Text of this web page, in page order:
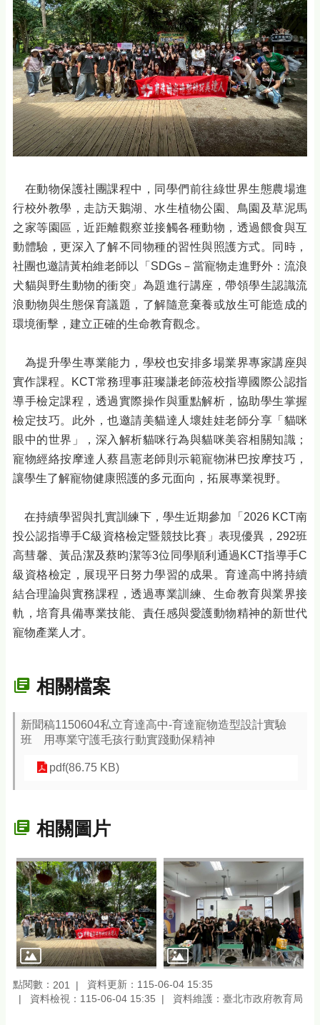
在動物保護社團課程中，同學們前往綠世界生態農場進
行校外教學，走訪天鵝湖、水生植物公園、鳥園及草泥馬
之家等園區，近距離觀察並接觸各種動物，透過餵食與互
動體驗，更深入了解不同物種的習性與照護方式。同時，
社團也邀請黃柏維老師以「SDGs－當寵物走進野外：流浪
犬貓與野生動物的衝突」為題進行講座，帶領學生認識流
浪動物與生態保育議題，了解隨意棄養或放生可能造成的
環境衝擊，建立正確的生命教育觀念。
為提升學生專業能力，學校也安排多場業界專家講座與
實作課程。KCT常務理事莊璨謙老師蒞校指導國際公認指
導手檢定課程，透過實際操作與重點解析，協助學生掌握
檢定技巧。此外，也邀請美貓達人壞娃娃老師分享「貓咪
眼中的世界」，深入解析貓咪行為與貓咪美容相關知識；
寵物經絡按摩達人蔡昌憲老師則示範寵物淋巴按摩技巧，
讓學生了解寵物健康照護的多元面向，拓展專業視野。
在持續學習與扎實訓練下，學生近期參加「2026 KCT南
投公認指導手C級資格檢定暨競技比賽」表現優異，292班
高彗馨、黃品潔及蔡昀潔等3位同學順利通過KCT指導手C
級資格檢定，展現平日努力學習的成果。育達高中將持續
結合理論與實務課程，透過專業訓練、生命教育與業界接
軌，培育具備專業技能、責任感與愛護動物精神的新世代
寵物產業人才。
相關檔案
新聞稿1150604私立育達高中-育達寵物造型設計實驗
班 用專業守護毛孩行動實踐動保精神
pdf(86.75 KB)
相關圖片
點閱數： 201
資料更新：115-06-04 15:35
資料檢視：115-06-04 15:35
資料維護：臺北市政府教育局